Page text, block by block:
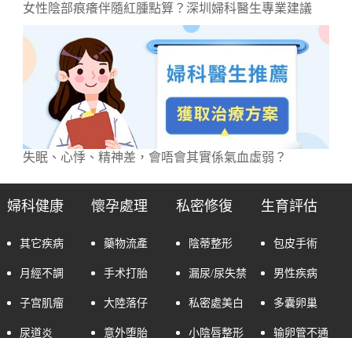
女性陰部痕癢伴隨紅腫點算？深圳婦科醫生專業建議
失眠、心悸、精神差，會唔會其實係氣血虛弱？
婦科健康
其它疾病
月經不調
子宫肌瘤
尿道炎
懷孕處理
藥物流產
手术打胎
大陸落仔
意外堕胎
私密修復
陰蒂整形
漏尿/尿失禁
私密處美白
小陰唇整形
生育評估
包皮手術
男性疾病
多囊卵巢
输卵管不通